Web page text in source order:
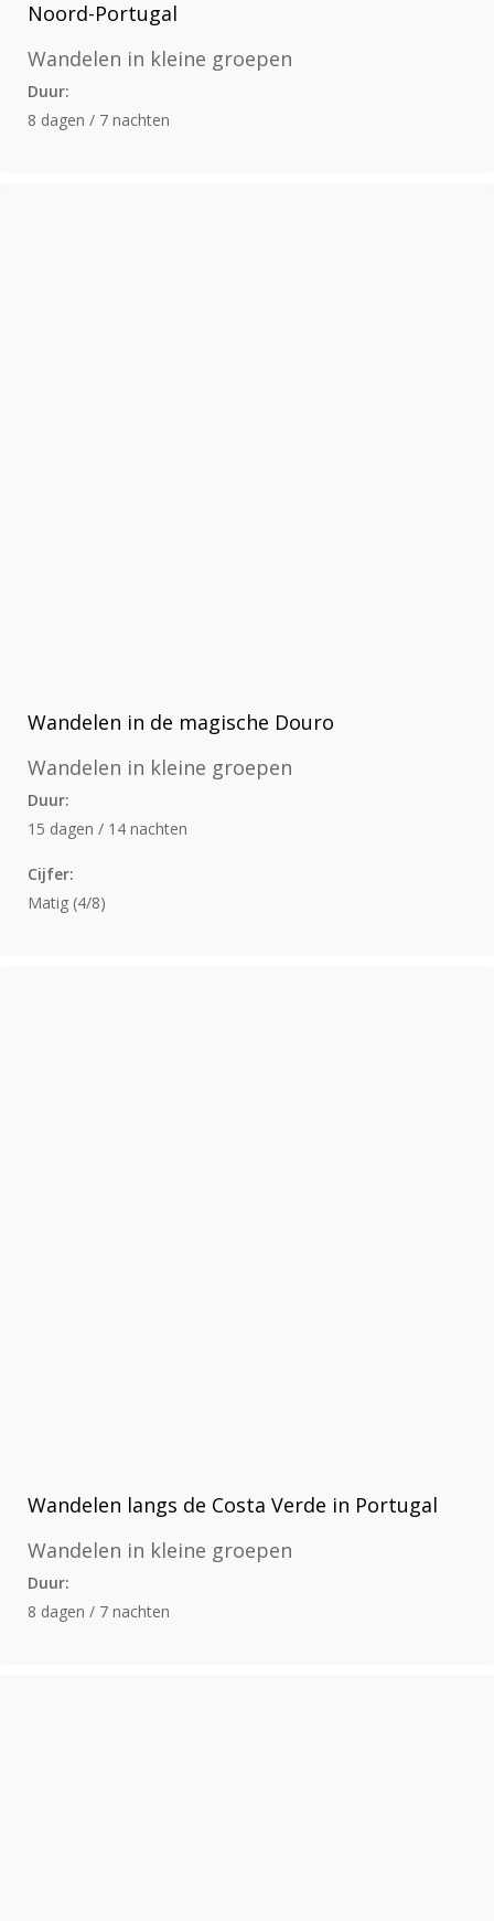
Noord-Portugal
Wandelen in kleine groepen
Duur:
8 dagen / 7 nachten
Wandelen in de magische Douro
Wandelen in kleine groepen
Duur:
15 dagen / 14 nachten
Cijfer:
Matig (4/8)
Wandelen langs de Costa Verde in Portugal
Wandelen in kleine groepen
Duur:
8 dagen / 7 nachten